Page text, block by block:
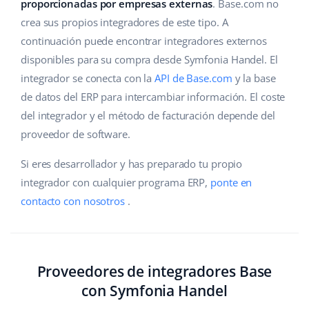
Gestión de envíos
Automatizaciones
Base Connect
IA para e-commerce
Hogar y jardinería
Productos infantiles
Electrónica
Piezas de automóviles
Supermercado
Salud y belleza
Ayuda
Base Academy
Blog
Servicios
Auditoría de cuentas
Calculadora de beneficios
Cooperación y socios
english (GB)
english (IN)
čeština
deutsch
Ελληνικά
español (AR)
Français
proporcionadas por empresas externas. Base.com no
crea sus propios integradores de este tipo. A
continuación puede encontrar integradores externos
disponibles para su compra desde Symfonia Handel. El
integrador se conecta con laAPI de Base.com y la base
de datos del ERP para intercambiar información. El coste
del integrador y el método de facturación depende del
proveedor de software.
Si eres desarrollador y has preparado tu propio
integrador con cualquier programa ERP, ponte en
contacto con nosotros.
Proveedores de integradores Base
con Symfonia Handel